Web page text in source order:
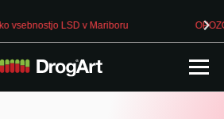
OPOZORILO (7.8.2026): Pivnik z visoko